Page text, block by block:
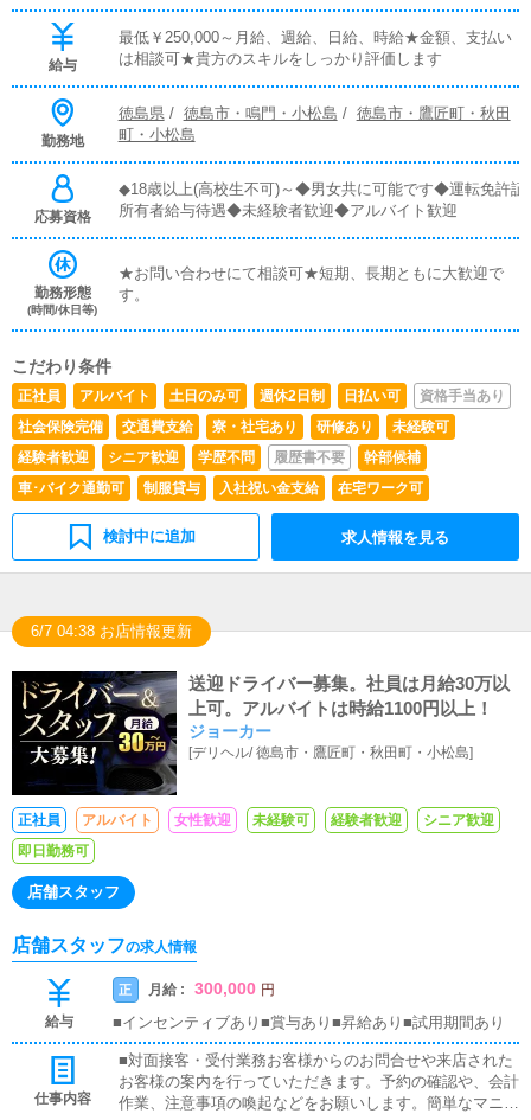
給与
最低￥250,000～月給、週給、日給、時給★金額、支払い
は相談可★貴方のスキルをしっかり評価します
勤務地
徳島県/ 徳島市・鳴門・小松島 / 徳島市・鷹匠町・秋田
町・小松島
応募資格
◆18歳以上(高校生不可)～◆男女共に可能です◆運転免許証
所有者給与待遇◆未経験者歓迎◆アルバイト歓迎
勤務形態
(時間/休日等)
★お問い合わせにて相談可★短期、長期ともに大歓迎で
す。
こだわり条件
正社員 アルバイト 土日のみ可 週休2日制 日払い可
資格手当あり
社会保険完備
交通費支給 寮・社宅あり 研修あり
未経験可
経験者歓迎
シニア歓迎 学歴不問 履歴書不要
幹部候補
車･バイク通勤可
制服貸与 入社祝い金支給 在宅ワーク可
検討中に追加 求人情報を見る
6/7 04:38 お店情報更新
送迎ドライバー募集。社員は月給30万以
上可。アルバイトは時給1100円以上！
ジョーカー
[デリヘル/徳島市・鷹匠町・秋田町・小松島]
正社員 アルバイト 女性歓迎 未経験可 経験者歓迎
シニア歓迎
即日勤務可
店舗スタッフ
店舗スタッフの求人情報
給与
正 月給 : 300,000 円
■インセンティブあり■賞与あり■昇給あり■試用期間あり
仕事内容
■対面接客・受付業務お客様からのお問合せや来店された
お客様の案内を行っていただきます。予約の確認や、会計
作業、注意事項の喚起などをお願いします。簡単なマニュ